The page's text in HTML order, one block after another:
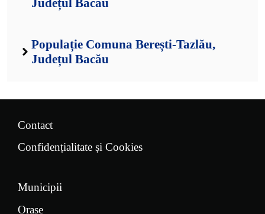
Populație Comuna Berești-Tazlău,
Județul Bacău
Contact
Confidențialitate și Cookies
Municipii
Orașe